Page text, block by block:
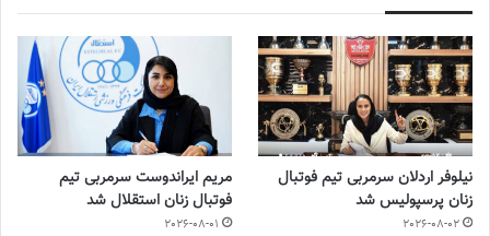
نیلوفر اردلان سرمربی تیم فوتبال
زنان پرسپولیس شد
2026-08-02
مریم ایراندوست سرمربی تیم
فوتبال زنان استقلال شد
2026-08-01